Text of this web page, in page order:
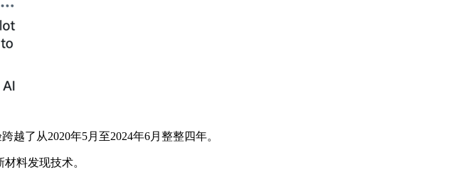
了从2020年5月至2024年6月整整四年。
料发现技术。